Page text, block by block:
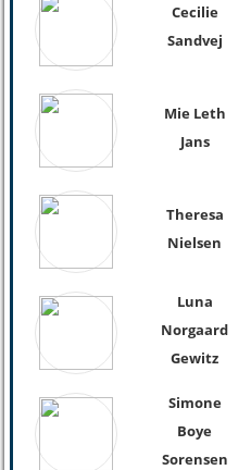
Cecilie
Sandvej
Mie Leth
Jans
Theresa
Nielsen
Luna
Norgaard
Gewitz
Simone
Boye
Sorensen